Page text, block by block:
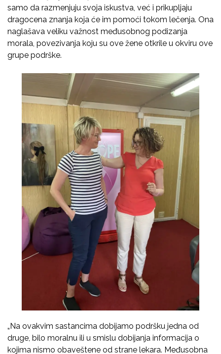
samo da razmenjuju svoja iskustva, već i prikupljaju
dragocena znanja koja će im pomoći tokom lečenja. Ona
naglašava veliku važnost međusobnog podizanja
morala, povezivanja koju su ove žene otkrile u okviru ove
grupe podrške.
„Na ovakvim sastancima dobijamo podršku jedna od
druge, bilo moralnu ili u smislu dobijanja informacija o
kojima nismo obaveštene od strane lekara. Međusobna